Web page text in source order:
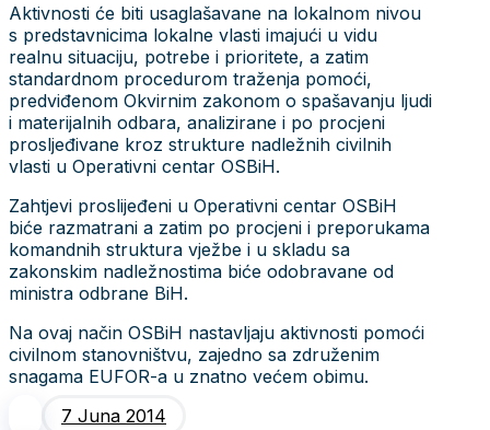
Aktivnosti će biti usaglašavane na lokalnom nivou
s predstavnicima lokalne vlasti imajući u vidu
realnu situaciju, potrebe i prioritete, a zatim
standardnom procedurom traženja pomoći,
predviđenom Okvirnim zakonom o spašavanju ljudi
i materijalnih odbara, analizirane i po procjeni
prosljeđivane kroz strukture nadležnih civilnih
vlasti u Operativni centar OSBiH.
Zahtjevi proslijeđeni u Operativni centar OSBiH
biće razmatrani a zatim po procjeni i preporukama
komandnih struktura vježbe i u skladu sa
zakonskim nadležnostima biće odobravane od
ministra odbrane BiH.
Na ovaj način OSBiH nastavljaju aktivnosti pomoći
civilnom stanovništvu, zajedno sa združenim
snagama EUFOR-a u znatno većem obimu.
7 Juna 2014